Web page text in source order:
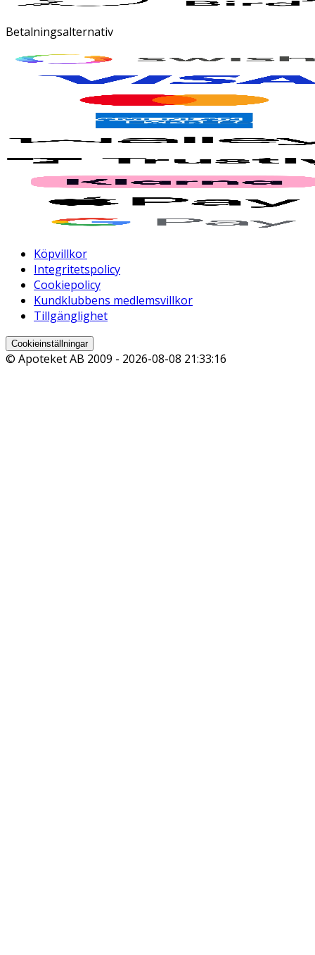
Betalningsalternativ
Köpvillkor
Integritetspolicy
Cookiepolicy
Kundklubbens medlemsvillkor
Tillgänglighet
Cookieinställningar
© Apoteket AB 2009 - 2026-08-08 21:33:16